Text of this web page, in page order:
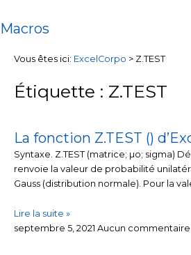
Macros
Vous êtes ici: ExcelCorpo > Z.TEST
Étiquette : Z.TEST
La fonction Z.TEST ()
Syntaxe. Z.TEST (matrice; µo; sigma)
renvoie la valeur de probabilité
Gauss (distribution normale). Pour la
Lire la suite »
septembre 5, 2021 Aucun commentaire